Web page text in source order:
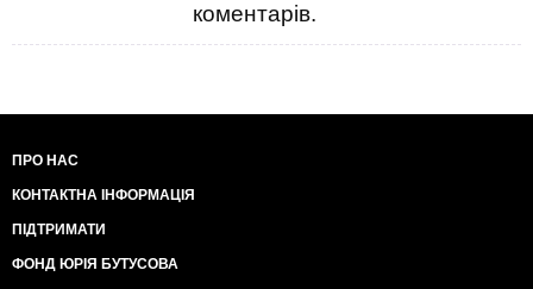
коментарів.
ПРО НАС
КОНТАКТНА ІНФОРМАЦІЯ
ПІДТРИМАТИ
ФОНД ЮРІЯ БУТУСОВА